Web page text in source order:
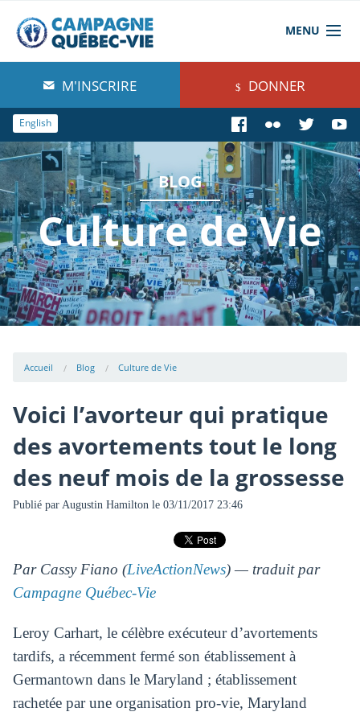
MENU
À propos de nous
Blog
Comprendre
Agir
Boutique
M'INSCRIRE DONNER
English
BLOG
Culture de Vie
Accueil Blog Culture de Vie
Voici l’avorteur qui pratique
des avortements tout le long
des neuf mois de la grossesse
Publié par Augustin Hamiltonle 03/11/2017 23:46
Par Cassy Fiano (LiveActionNews) — traduit par
Campagne Québec-Vie
Leroy Carhart, le célèbre exécuteur d’avortements
tardifs, a récemment fermé son établissement à
Germantown dans le Maryland ; établissement
rachetée par une organisation pro-vie, Maryland